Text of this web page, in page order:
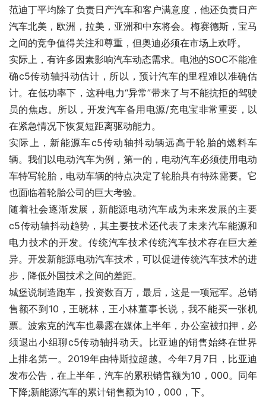
范迪丁平均除了负责日产汽车和客户满意度，他还负责日产
汽车北美，欧洲，拉美，亚洲和中东将会。梅赛德斯，宝马
之间的竞争值得关注和尊重，但奥迪必须在市场上欢呼。
实际上，有许多因素影响汽车动态需求。电池的SOC不能准
确c5传动轴抖动估计，所以，预计汽车的里程难以准确估
计。在低功率下，这种电力“异常”带来了与不能抗拒的驾驶
员的焦虑。所以，开发汽车备用电源/充电宝非常重要，以
在紧急情况下恢复短距离驱动能力。
实际上，新能源车c5传动轴抖动辆远高于轮胎的燃料车
辆。我们以电动汽车为例，第一的，电动汽车必须使用电动
车特写轮胎，电动车辆的特点决定了轮胎具有特殊需要。它
也面临着轮胎公司的巨大考验。
随着社会逐渐发展，新能源电动汽车成为未来发展的主要
c5传动轴抖动趋势，其主要技术还代表了未来汽车能源和
电力技术的开发。传统汽车技术传统汽车技术存在巨大差
异。开发新能源电动汽车技术，可以促进传统汽车技术的进
步，降低外国技术之间的差距。
城堡说制造跑车，投资数百万，最后，这是一项冠军。总销
售额不到10，王晓林，王小林董事长说，我不能买一张机
票。波索克的汽车也暴露在媒体上半年，办公室被扣押，必
须退出小组聊c5传动轴抖动天。比亚迪的销售始终在世界
上排名第一。2019年由特斯拉超越。今年7月7日，比亚迪
发布公告，在上半年，汽车的累积销售额为10，000。同年
下降;新能源汽车的累计销售额为10，000，下。